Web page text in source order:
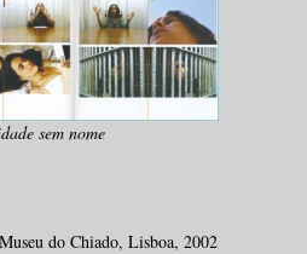
sem nome
do Chiado, Lisboa, 2002